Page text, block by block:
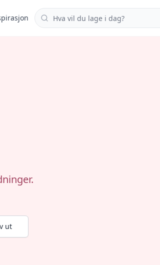
Søk i oppskrifter
ut